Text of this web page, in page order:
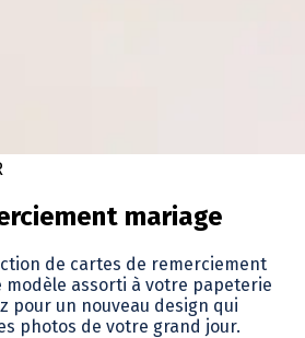
mariage
de cartes de remerciement
modèle assorti à votre papeterie
pour un nouveau design qui
photos de votre grand jour.